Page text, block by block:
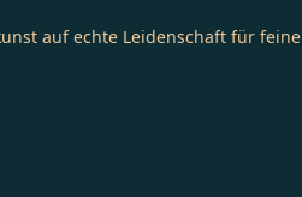
auf echte Leidenschaft für